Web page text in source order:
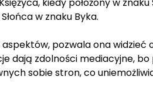
w znaku Byka.
pozwala ona widzieć
dają zdolności mediacyjne, bo
sobie stron, co